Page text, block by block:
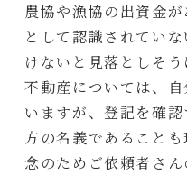
農協や漁協の出資金
として認識されてい
けないと見落としそう
不動産については、
いますが、登記を確
方の名義であることも
念のためご依頼者さ